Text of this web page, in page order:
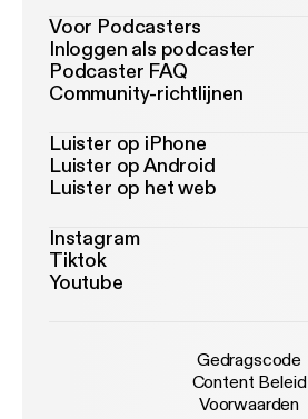
Voor Podcasters
Inloggen als podcaster
Podcaster FAQ
Community-richtlijnen
Luister op iPhone
Luister op Android
Luister op het web
Instagram
Tiktok
Youtube
Gedragscode
Content Beleid
Voorwaarden